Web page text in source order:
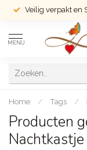
Veilig verpakt en
MENU
Home / Tags /
Producten
Nachtkastje